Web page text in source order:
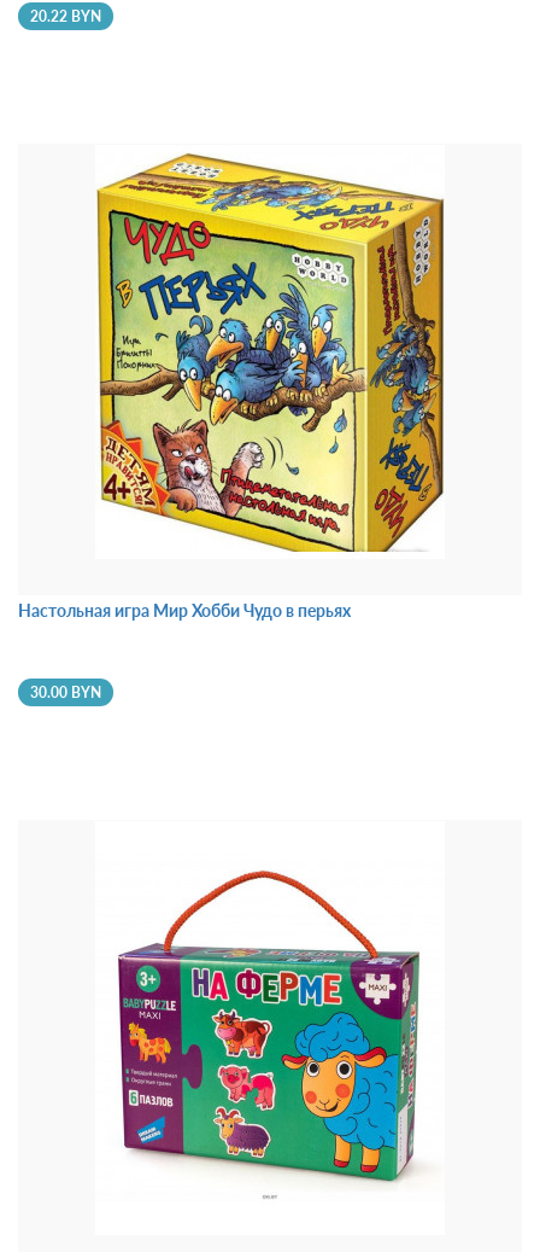
20.22 BYN
Настольная игра Мир Хобби Чудо в перьях
30.00 BYN